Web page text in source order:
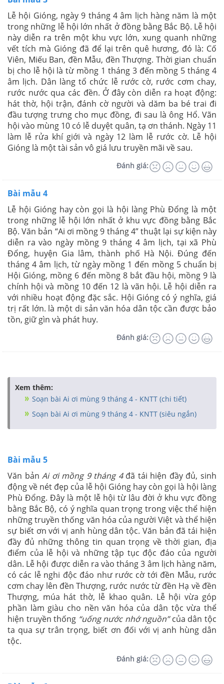
Lễ hội Gióng, ngày 9 tháng 4 âm lịch hàng năm là một
trong những lễ hội lớn nhất ở đồng bằng Bắc Bộ. Lễ hội
này diễn ra trên một khu vực lớn, xung quanh những
vết tích mà Gióng đã để lại trên quê hương, đó là: Cố
Viên, Miếu Ban, đền Mẫu, đền Thượng. Thời gian chuẩn
bị cho lễ hội là từ mồng 1 tháng 3 đến mồng 5 tháng 4
âm lịch. Dân làng tổ chức lễ rước cờ, rước cơm chay,
rước nước qua các đền. Ở đây còn diễn ra hoạt động:
hát thờ, hội trận, đánh cờ người và dăm ba bé trai đi
đầu tượng trưng cho mục đồng, đi sau là ông Hổ. Vãn
hội vào mùng 10 có lễ duyệt quân, tạ ơn thánh. Ngày 11
làm lễ rửa khí giới và ngày 12 làm lễ rước cờ. Lễ hội
Gióng là một tài sản vô giá lưu truyền mãi về sau.
Đánh giá:
Bài mẫu 4
Lễ hội Gióng hay còn gọi là hội làng Phù Đổng là một
trong những lễ hội lớn nhất ở khu vực đồng bằng Bắc
Bộ. Văn bản “Ai ơi mồng 9 tháng 4” thuật lại sự kiện này
diễn ra vào ngày mồng 9 tháng 4 âm lịch, tại xã Phù
Đổng, huyện Gia lâm, thành phố Hà Nội. Đúng đến
tháng 4 âm lịch, từ ngày mồng 1 đến mồng 5 chuẩn bị
Hội Gióng, mồng 6 đến mồng 8 bắt đầu hội, mồng 9 là
chính hội và mồng 10 đến 12 là vãn hội. Lễ hội diễn ra
với nhiều hoạt động đặc sắc. Hội Gióng có ý nghĩa, giá
trị rất lớn. là một di sản văn hóa dân tộc cần được bảo
tồn, giữ gìn và phát huy.
Đánh giá:
Xem thêm:
Soạn bài Ai ơi mùng 9 tháng 4 - KNTT (chi tiết)
Soạn bài Ai ơi mùng 9 tháng 4 - KNTT (siêu ngắn)
Bài mẫu 5
Văn bảnAi ơi mồng 9 tháng 4 đã tái hiện đầy đủ, sinh
động về nét đẹp của lễ hội Gióng hay còn gọi là hội làng
Phù Đổng. Đây là một lễ hội từ lâu đời ở khu vực đồng
bằng Bắc Bộ, có ý nghĩa quan trọng trong việc thể hiện
những truyền thống văn hóa của người Việt và thể hiện
sự biết ơn với vị anh hùng dân tộc. Văn bản đã tái hiện
đầy đủ những thông tin quan trọng về thời gian, địa
điểm của lễ hội và những tập tục độc đáo của người
dân. Lễ hội được diễn ra vào tháng 3 âm lịch hàng năm,
có các lễ nghi độc đáo như rước cờ tới đền Mẫu, rước
cơm chay lên đền Thượng, rước nước từ đền Hạ về đền
Thượng, múa hát thờ, lễ khao quân. Lễ hội vừa góp
phần làm giàu cho nền văn hóa của dân tộc vừa thể
hiện truyền thống “uống nước nhớ nguồn”của dân tộc
ta qua sự trân trọng, biết ơn đối với vị anh hùng dân
tộc.
Đánh giá: